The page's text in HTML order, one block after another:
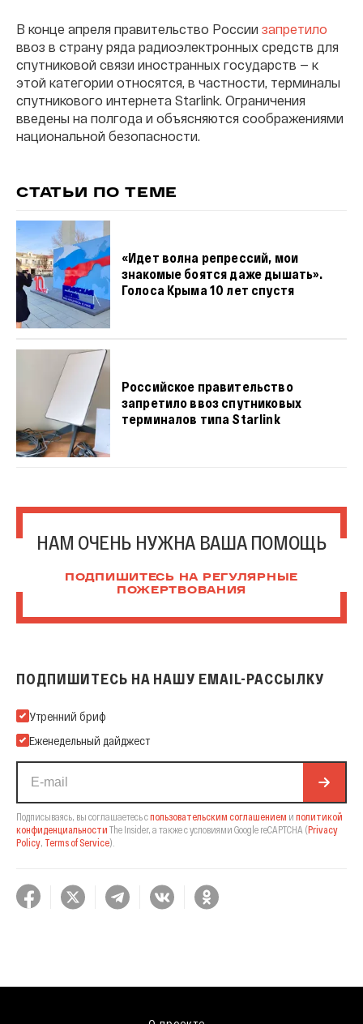
В конце апреля правительство России запретило
ввоз в страну ряда радиоэлектронных средств для
спутниковой связи иностранных государств — к
этой категории относятся, в частности, терминалы
спутникового интернета Starlink. Ограничения
введены на полгода и объясняются соображениями
национальной безопасности.
СТАТЬИ ПО ТЕМЕ
«Идет волна репрессий, мои
знакомые боятся даже дышать».
Голоса Крыма 10 лет спустя
Российское правительство
запретило ввоз спутниковых
терминалов типа Starlink
НАМ ОЧЕНЬ НУЖНА ВАША ПОМОЩЬ
ПОДПИШИТЕСЬ НА РЕГУЛЯРНЫЕ
ПОЖЕРТВОВАНИЯ
ПОДПИШИТЕСЬ НА НАШУ EMAIL-РАССЫЛКУ
Подпишитесь на нашу Email-рассылку
Утренний бриф
Еженедельный дайджест
Подписываясь, вы соглашаетесь спользовательским соглашением и политикой
конфиденциальности The Insider, а также с условиями Google reCAPTCHA (Privacy
Policy, Terms of Service).